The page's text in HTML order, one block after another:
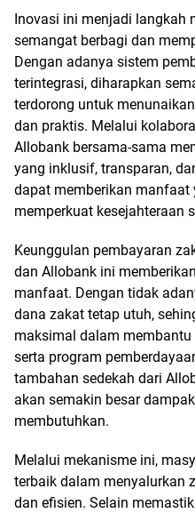
Inovasi ini menjadi langkah
semangat berbagi dan
Dengan adanya sistem
terintegrasi, diharapkan
terdorong untuk
dan praktis. Melalui
Allobank bersama-sama
yang inklusif, transparan,
dapat memberikan manfaat
memperkuat kesejahteraan
Keunggulan pembayaran
dan Allobank ini
manfaat. Dengan tidak
dana zakat tetap utuh,
maksimal dalam
serta program
tambahan sedekah dari
akan semakin besar
membutuhkan.
Melalui mekanisme ini,
terbaik dalam menyalurkan
dan efisien. Selain